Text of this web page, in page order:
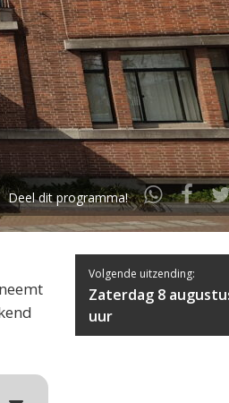
Deel dit programma!
Volgende uitzending:
Zaterdag 8
uur